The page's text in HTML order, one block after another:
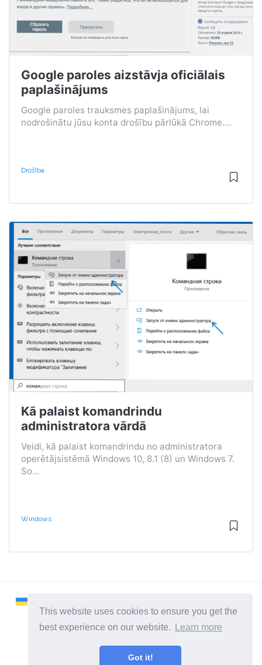
This website uses cookies to ensure you get the
best experience on our website.
Learn more
Got it!
Google paroles aizstāvja oficiālais
paplašinājums
Google paroles trauksmes paplašinājums, lai
nodrošinātu jūsu konta drošību pārlūkā Chrome....
Drošība
Kā palaist komandrindu
administratora vārdā
Veidi, kā palaist komandrindu no administratora
operētājsistēmā Windows 10, 8.1 (8) un Windows 7.
So...
Windows
2026 ©Remontcompa
Visas kategorijas